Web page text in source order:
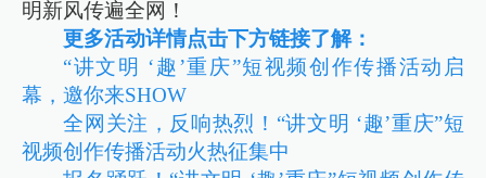
明新风传遍全网！
更多活动详情点击下方链接了解：
“讲文明 ‘趣’重庆”短视频创作传播活动启
幕，邀你来SHOW
全网关注，反响热烈！“讲文明 ‘趣’重庆”短
视频创作传播活动火热征集中